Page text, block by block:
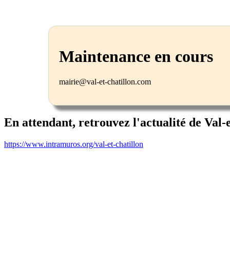
Maintenance en cours
mairie@val-et-chatillon.com
En attendant, retrouvez l'actualité de
https://www.intramuros.org/val-et-chatillon